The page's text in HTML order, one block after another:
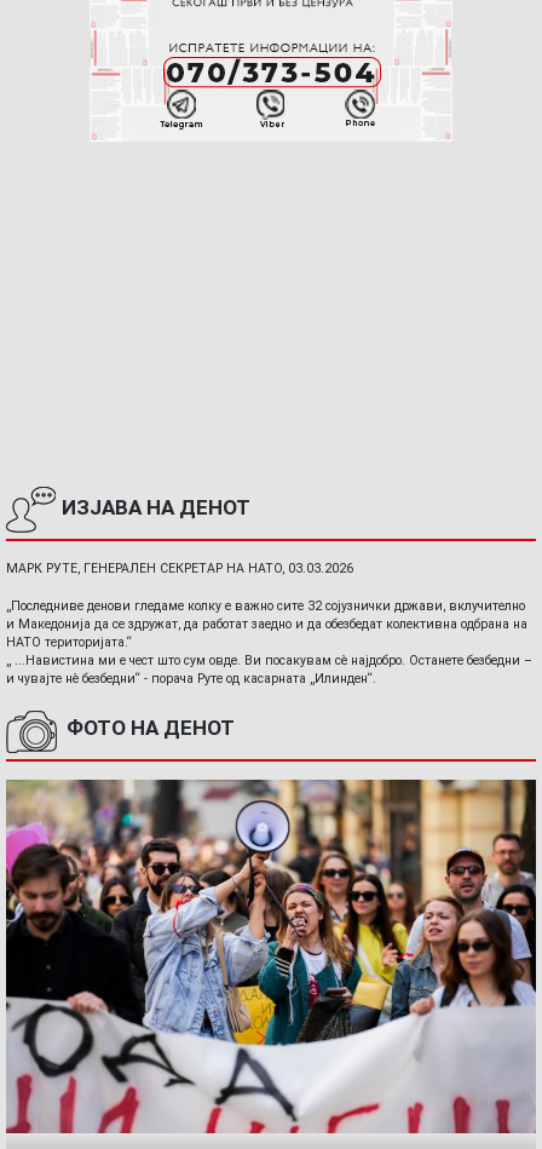
ИЗЈАВА НА ДЕНОТ
МАРК РУТЕ, ГЕНЕРАЛЕН СЕКРЕТАР НА НАТО, 03.03.2026
„Последниве денови гледаме колку е важно сите 32 сојузнички држави, вклучително
и Македонија да се здружат, да работат заедно и да обезбедат колективна одбрана на
НАТО територијата.“
„ ...Навистина ми е чест што сум овде. Ви посакувам сè најдобро. Останете безбедни –
и чувајте нè безбедни“ - порача Руте од касарната „Илинден“.
ФОТО НА ДЕНОТ